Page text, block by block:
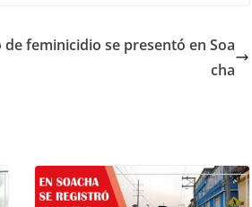
de feminicidio se presentó en Soa
cha